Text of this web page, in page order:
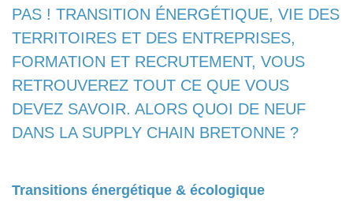
PAS ! TRANSITION ÉNERGÉTIQUE, VIE DES
TERRITOIRES ET DES ENTREPRISES,
FORMATION ET RECRUTEMENT, VOUS
RETROUVEREZ TOUT CE QUE VOUS
DEVEZ SAVOIR. ALORS QUOI DE NEUF
DANS LA SUPPLY CHAIN BRETONNE ?
Transitions énergétique & écologique